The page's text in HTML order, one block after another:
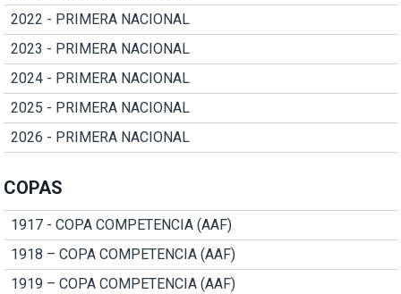
2022 - PRIMERA NACIONAL
2023 - PRIMERA NACIONAL
2024 - PRIMERA NACIONAL
2025 - PRIMERA NACIONAL
2026 - PRIMERA NACIONAL
COPAS
1917 - COPA COMPETENCIA (AAF)
1918 – COPA COMPETENCIA (AAF)
1919 – COPA COMPETENCIA (AAF)